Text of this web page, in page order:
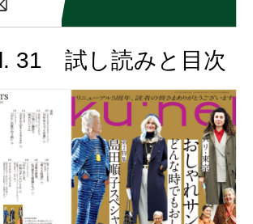
31 試し読みと目次